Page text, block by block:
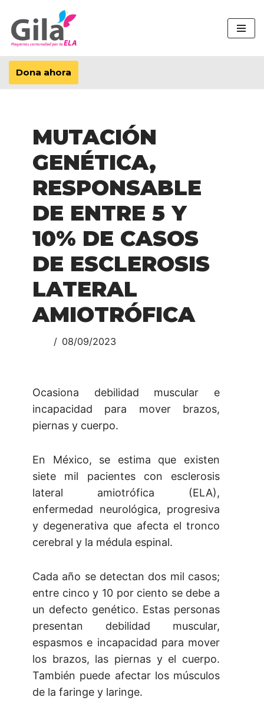
Saltar
al
contenido
Dona ahora
MUTACIÓN
GENÉTICA,
RESPONSABLE
DE ENTRE 5 Y
10% DE CASOS
DE ESCLEROSIS
LATERAL
AMIOTRÓFICA
08/09/2023
Ocasiona debilidad muscular e
incapacidad para mover brazos,
piernas y cuerpo.
En México, se estima que existen
siete mil pacientes con esclerosis
lateral amiotrófica (ELA),
enfermedad neurológica, progresiva
y degenerativa que afecta el tronco
cerebral y la médula espinal.
Cada año se detectan dos mil casos;
entre cinco y 10 por ciento se debe a
un defecto genético. Estas personas
presentan debilidad muscular,
espasmos e incapacidad para mover
los brazos, las piernas y el cuerpo.
También puede afectar los músculos
de la faringe y laringe.